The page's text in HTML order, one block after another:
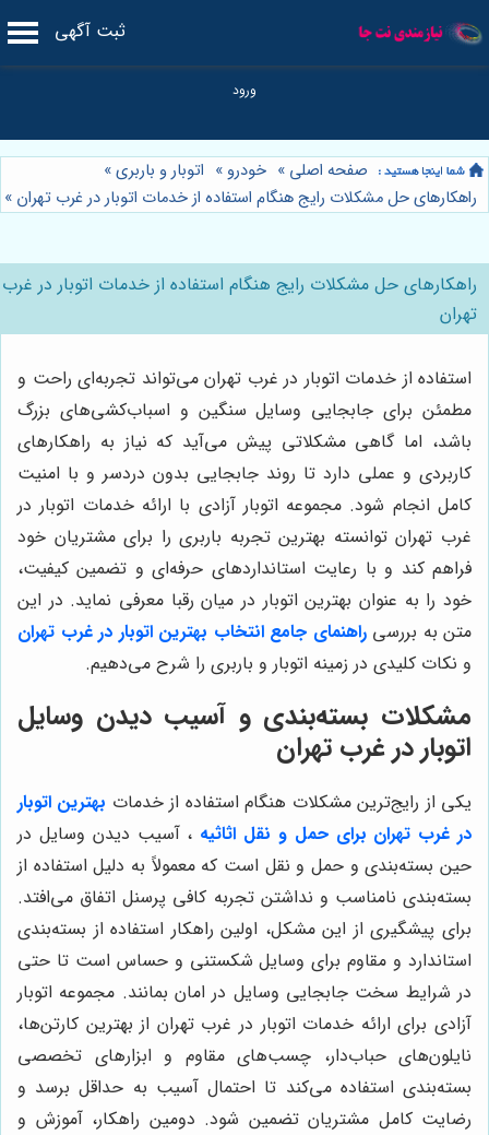
ثبت آگهی
صفحه اصلی » خودرو » اتوبار و باربری»
راهکارهای حل مشکلات رایج هنگام استفاده از خدمات اتوبار در غرب تهران »
راهکارهای حل مشکلات رایج هنگام استفاده از خدمات اتوبار در غرب
تهران
استفاده از خدمات اتوبار در غرب تهران می‌تواند تجربه‌ای راحت و
مطمئن برای جابجایی وسایل سنگین و اسباب‌کشی‌های بزرگ
باشد، اما گاهی مشکلاتی پیش می‌آید که نیاز به راهکارهای
کاربردی و عملی دارد تا روند جابجایی بدون دردسر و با امنیت
کامل انجام شود. مجموعه اتوبار آزادی با ارائه خدمات اتوبار در
غرب تهران توانسته بهترین تجربه باربری را برای مشتریان خود
فراهم کند و با رعایت استانداردهای حرفه‌ای و تضمین کیفیت،
خود را به عنوان بهترین اتوبار در میان رقبا معرفی نماید. در این
متن به بررسیراهنمای جامع انتخاب بهترین اتوبار در غرب تهران
و نکات کلیدی در زمینه اتوبار و باربری را شرح می‌دهیم.
مشکلات بسته‌بندی و آسیب دیدن وسایل
اتوبار در غرب تهران
یکی از رایج‌ترین مشکلات هنگام استفاده از خدمات بهترین اتوبار
در غرب تهران برای حمل و نقل اثاثیه ، آسیب دیدن وسایل در
حین بسته‌بندی و حمل و نقل است که معمولاً به دلیل استفاده از
بسته‌بندی نامناسب و نداشتن تجربه کافی پرسنل اتفاق می‌افتد.
برای پیشگیری از این مشکل، اولین راهکار استفاده از بسته‌بندی
استاندارد و مقاوم برای وسایل شکستنی و حساس است تا حتی
در شرایط سخت جابجایی وسایل در امان بمانند. مجموعه اتوبار
آزادی برای ارائه خدمات اتوبار در غرب تهران از بهترین کارتن‌ها،
نایلون‌های حباب‌دار، چسب‌های مقاوم و ابزارهای تخصصی
بسته‌بندی استفاده می‌کند تا احتمال آسیب به حداقل برسد و
رضایت کامل مشتریان تضمین شود. دومین راهکار، آموزش و